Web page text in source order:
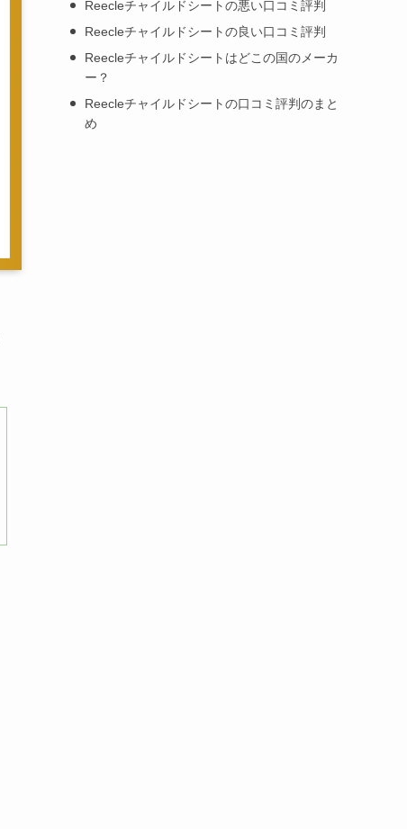
Reecleチャイルドシートの悪い口コミ評判
Reecleチャイルドシートの良い口コミ評判
Reecleチャイルドシートはどこの国のメーカ
ー？
Reecleチャイルドシートの口コミ評判のまと
め